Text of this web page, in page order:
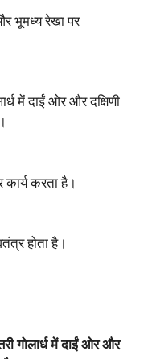
भूमध्य रेखा पर
में दाईं ओर और दक्षिणी
करता है।
होता है।
गोलार्ध में दाईं ओर और